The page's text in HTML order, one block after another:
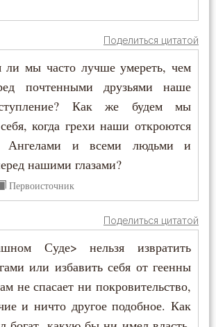
Поделиться цитатой
ли мы часто лучше умереть, чем
почтенными друзьями наше
Как же будем мы
когда грехи наши откроются
Ангелами и всеми людьми и
нашими глазами?
Первоисточник
Поделиться цитатой
Суде> нельзя извратить
или избавить себя от геенны
не спасает ни покровительство,
и ничто другое подобное. Как